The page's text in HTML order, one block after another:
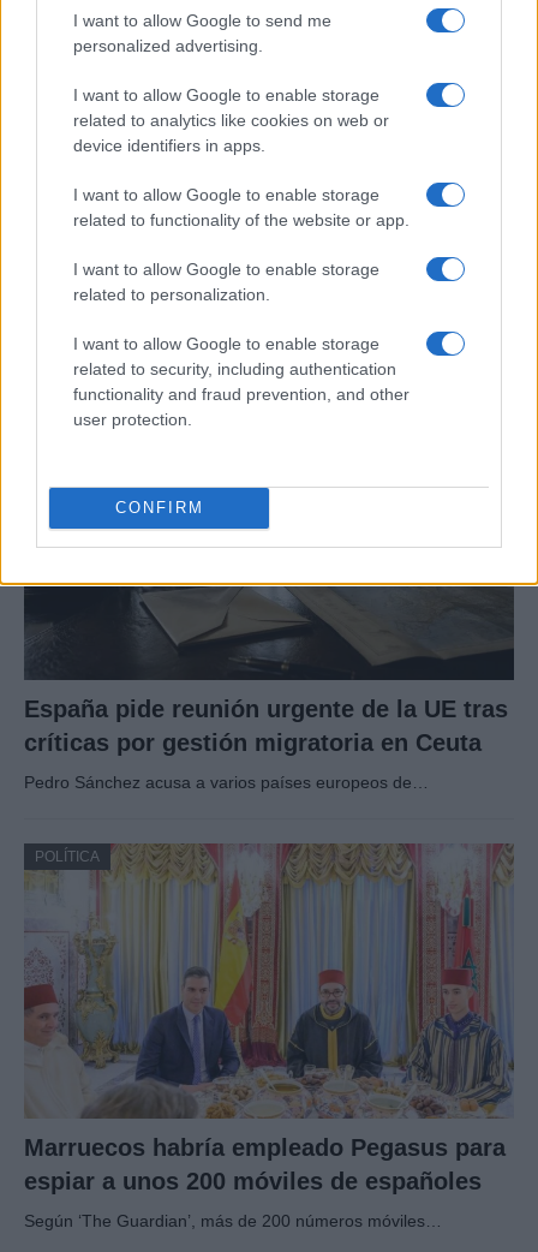
I want to allow Google to send me
personalized advertising.
I want to allow Google to enable storage
related to analytics like cookies on web or
device identifiers in apps.
I want to allow Google to enable storage
related to functionality of the website or app.
I want to allow Google to enable storage
related to personalization.
I want to allow Google to enable storage
related to security, including authentication
functionality and fraud prevention, and other
user protection.
CONFIRM
Crisis migratoria en Ceuta: La UE dividida
entre el apoyo a España y las demandas
de Italia
La crisis migratoria en Ceuta ha desatado tensiones…
POLÍTICA
España pide reunión urgente de la UE tras
críticas por gestión migratoria en Ceuta
Pedro Sánchez acusa a varios países europeos de…
POLÍTICA
Marruecos habría empleado Pegasus para
espiar a unos 200 móviles de españoles
Según ‘The Guardian’, más de 200 números móviles…